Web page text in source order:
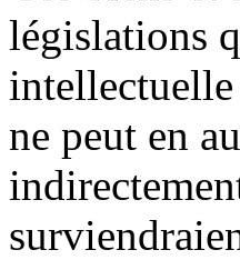
législations
ne peut en